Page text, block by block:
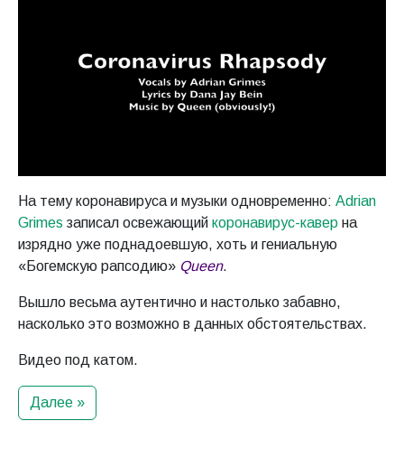
На тему коронавируса и музыки одновременно: Adrian
Grimes записал освежающий коронавирус-кавер на
изрядно уже поднадоевшую, хоть и гениальную
«Богемскую рапсодию» Queen.
Вышло весьма аутентично и настолько забавно,
насколько это возможно в данных обстоятельствах.
Видео под катом.
Далее »